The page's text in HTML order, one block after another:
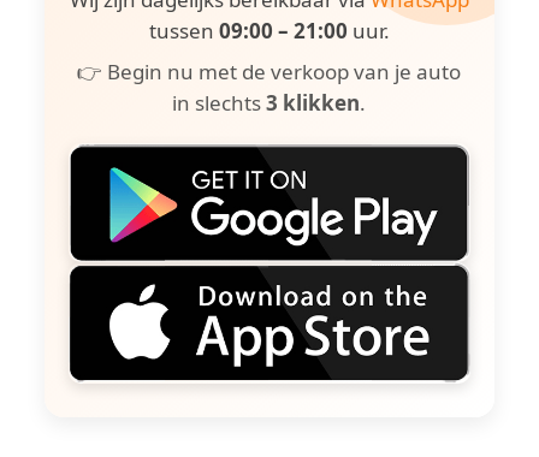
tussen 09:00 – 21:00 uur.
👉 Begin nu met de verkoop van je auto
in slechts3 klikken.